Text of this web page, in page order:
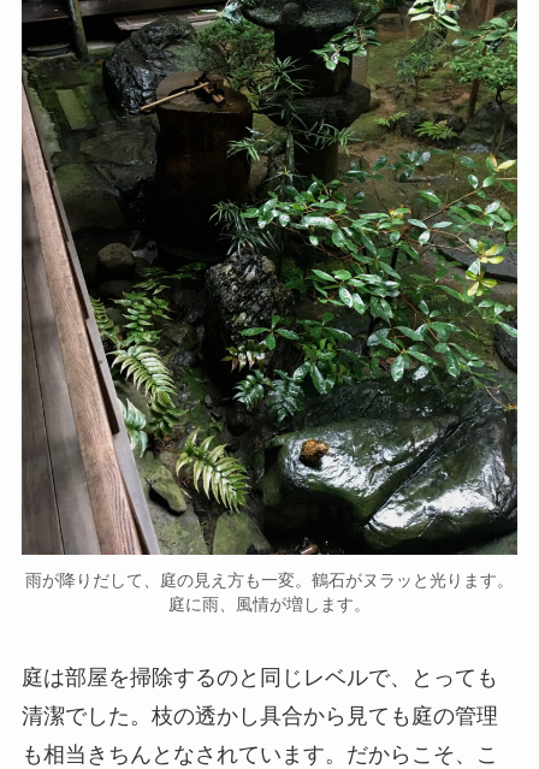
雨が降りだして、庭の見え方も一変。鶴石がヌラッと光ります。
庭に雨、風情が増します。
庭は部屋を掃除するのと同じレベルで、とっても
清潔でした。枝の透かし具合から見ても庭の管理
も相当きちんとなされています。だからこそ、こ